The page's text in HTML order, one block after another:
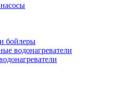
бойлеры
водонагреватели